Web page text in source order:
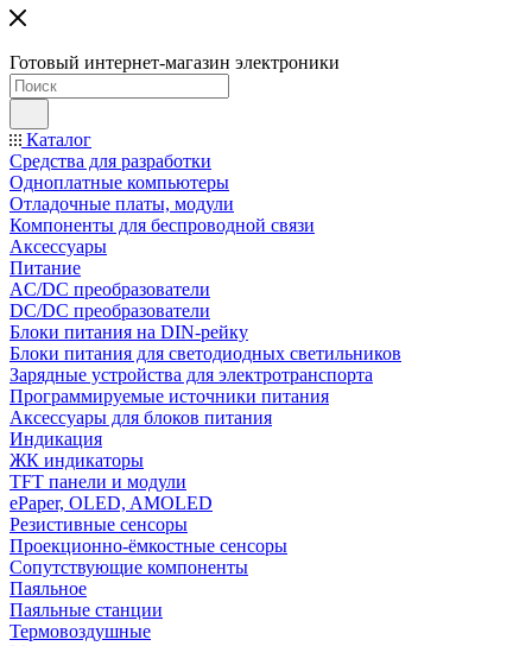
Готовый интернет-магазин электроники
Каталог
Средства для разработки
Одноплатные компьютеры
Отладочные платы, модули
Компоненты для беспроводной связи
Аксессуары
Питание
AC/DC преобразователи
DC/DC преобразователи
Блоки питания на DIN-рейку
Блоки питания для светодиодных светильников
Зарядные устройства для электротранспорта
Программируемые источники питания
Аксессуары для блоков питания
Индикация
ЖК индикаторы
TFT панели и модули
ePaper, OLED, AMOLED
Резистивные сенсоры
Проекционно-ёмкостные сенсоры
Сопутствующие компоненты
Паяльное
Паяльные станции
Термовоздушные